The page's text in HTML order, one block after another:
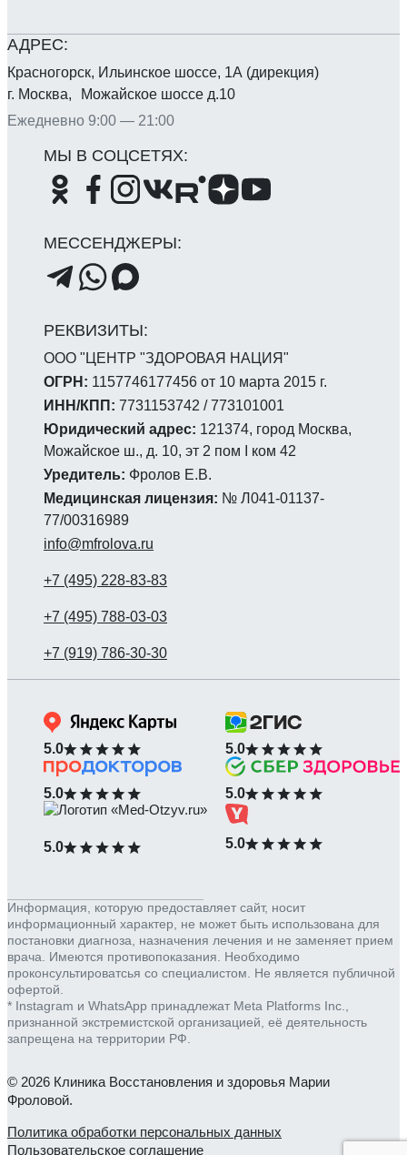
ООО "ЦЕНТР "ЗДОРОВАЯ НАЦИЯ"
ОГРН: 1157746177456 от 10 марта 2015 г.
ИНН/КПП: 7731153742 / 773101001
Юридический адрес: 121374, город Москва,
Можайское ш., д. 10, эт 2 пом I ком 42
Уредитель: Фролов Е.В.
Медицинская лицензия: № Л041-01137-
77/00316989
info@mfrolova.ru
Красногорск, Ильинское шоссе, 1А (дирекция)
г. Москва, Можайское шоссе д.10
Ежедневно 9:00 — 21:00
5.0 5.0
5.0 5.0
5.0 5.0
© 2026 Клиника Восстановления и здоровья Марии
Фроловой.
Политика обработки персональных данных
Пользовательское соглашение
Информация, которую предоставляет сайт, носит
информационный характер, не может быть использована для
постановки диагноза, назначения лечения и не заменяет прием
врача. Имеются противопоказания. Необходимо
проконсультироватсья со специалистом. Не является публичной
офертой.
* Instagram и WhatsApp принадлежат Meta Platforms Inc.,
признанной экстремистской организацией, её деятельность
запрещена на территории РФ.